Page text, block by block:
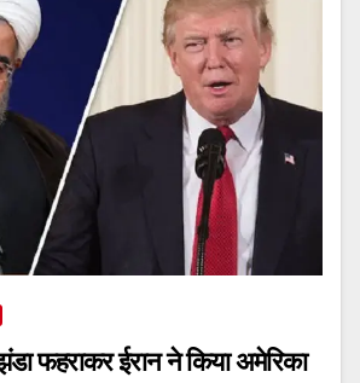
फहराकर ईरान ने किया अमेरिका